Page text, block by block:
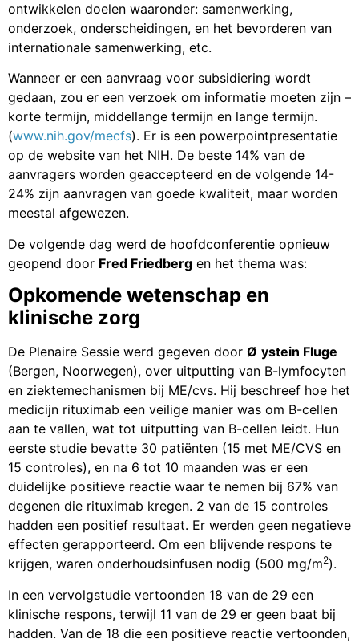
ontwikkelen doelen waaronder: samenwerking,
onderzoek, onderscheidingen, en het bevorderen van
internationale samenwerking, etc.
Wanneer er een aanvraag voor subsidiering wordt
gedaan, zou er een verzoek om informatie moeten zijn –
korte termijn, middellange termijn en lange termijn.
(www.nih.gov/mecfs). Er is een powerpointpresentatie
op de website van het NIH. De beste 14% van de
aanvragers worden geaccepteerd en de volgende 14-
24% zijn aanvragen van goede kwaliteit, maar worden
meestal afgewezen.
De volgende dag werd de hoofdconferentie opnieuw
geopend door Fred Friedberg en het thema was:
Opkomende wetenschap en
klinische zorg
De Plenaire Sessie werd gegeven door Ø ystein Fluge
(Bergen, Noorwegen), over uitputting van B-lymfocyten
en ziektemechanismen bij ME/cvs. Hij beschreef hoe het
medicijn rituximab een veilige manier was om B-cellen
aan te vallen, wat tot uitputting van B-cellen leidt. Hun
eerste studie bevatte 30 patiënten (15 met ME/CVS en
15 controles), en na 6 tot 10 maanden was er een
duidelijke positieve reactie waar te nemen bij 67% van
degenen die rituximab kregen. 2 van de 15 controles
hadden een positief resultaat. Er werden geen negatieve
effecten gerapporteerd. Om een blijvende respons te
krijgen, waren onderhoudsinfusen nodig (500 mg/m2).
In een vervolgstudie vertoonden 18 van de 29 een
klinische respons, terwijl 11 van de 29 er geen baat bij
hadden. Van de 18 die een positieve reactie vertoonden,